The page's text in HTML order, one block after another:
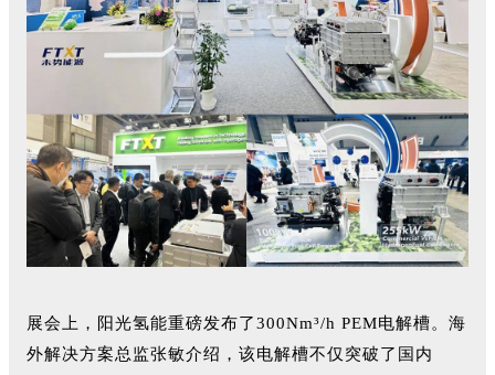
展会上，阳光氢能重磅发布了300Nm³/h PEM电解槽。海
外解决方案总监张敏介绍，该电解槽不仅突破了国内